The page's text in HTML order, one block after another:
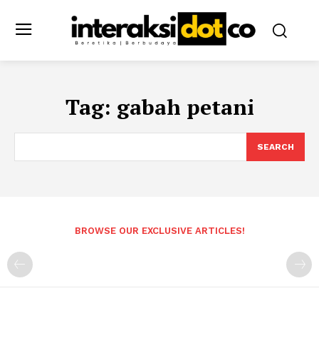
Tag: gabah petani
SEARCH
BROWSE OUR EXCLUSIVE ARTICLES!